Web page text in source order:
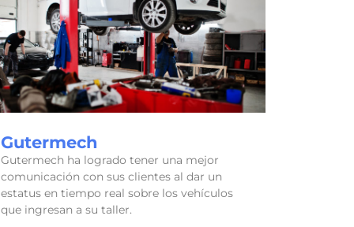
Gutermech
Gutermech ha logrado tener una mejor
comunicación con sus clientes al dar un
estatus en tiempo real sobre los vehículos
que ingresan a su taller.